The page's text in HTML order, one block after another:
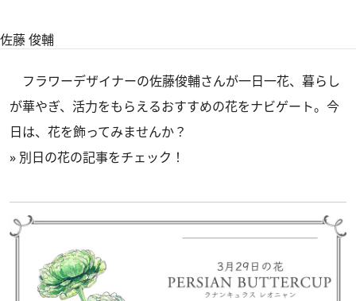
佐藤 俊輔
フラワーデザイナーの佐藤俊輔さんが一日一花、暮らし
が華やぎ、活力をもらえるおすすめの花をナビゲート。今
日は、花を飾ってみませんか？
» 別日の花の記事をチェック！